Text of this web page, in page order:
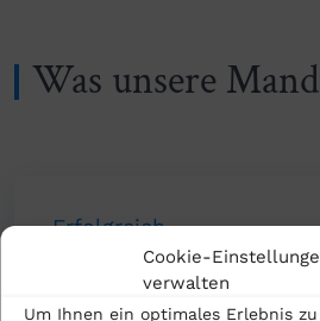
Cookie-
verwalten
Um Ihnen ein optimales Erlebnis
Was unsere
Erfolgreich
»Ich bin mit der Arbeit der